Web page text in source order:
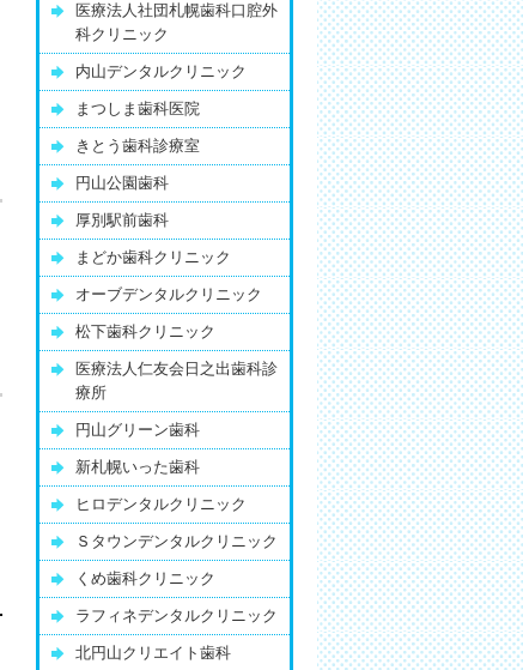
医療法人社団札幌歯科口腔外
科クリニック
内山デンタルクリニック
まつしま歯科医院
きとう歯科診療室
円山公園歯科
厚別駅前歯科
まどか歯科クリニック
オーブデンタルクリニック
松下歯科クリニック
医療法人仁友会日之出歯科診
療所
円山グリーン歯科
新札幌いった歯科
ヒロデンタルクリニック
Ｓタウンデンタルクリニック
くめ歯科クリニック
ラフィネデンタルクリニック
北円山クリエイト歯科